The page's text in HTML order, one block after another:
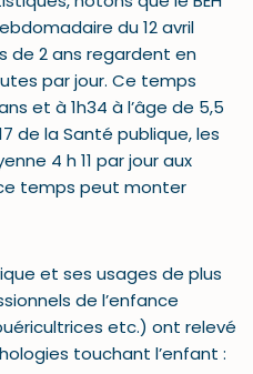
du 12 avril
de 2 ans regardent en
par jour. Ce temps
et à 1h34 à l’âge de 5,5
de la Santé publique, les
4 h 11 par jour aux
temps peut monter
et ses usages de plus
de l’enfance
etc.) ont relevé
touchant l’enfant :